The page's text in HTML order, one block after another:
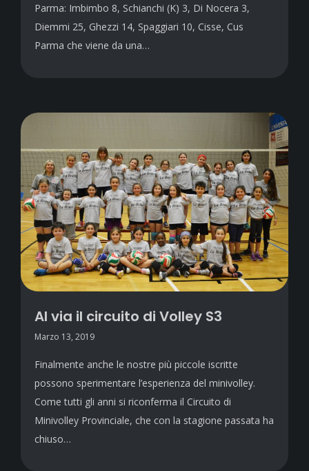
Parma: Imbimbo 8, Schianchi (K) 3, Di Nocera 3,
Diemmi 25, Ghezzi 14, Spaggiari 10, Cisse, Cus
Parma che viene da una…
Al via il circuito di Volley S3
Marzo 13, 2019
Finalmente anche le nostre più piccole iscritte
possono sperimentare l’esperienza del minivolley.
Come tutti gli anni si riconferma il Circuito di
Minivolley Provinciale, che con la stagione passata ha
chiuso…